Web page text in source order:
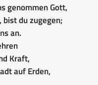
genommen Gott,
bist du zugegen;
an.
Kraft,
auf Erden,